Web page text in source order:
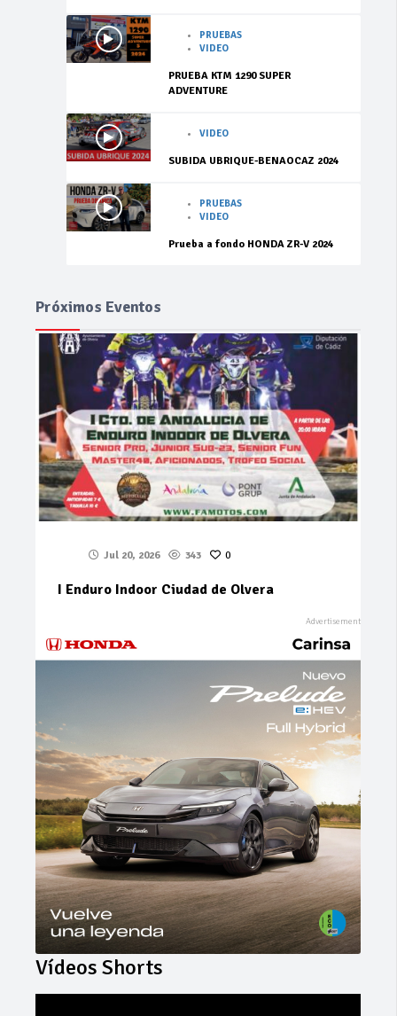
PRUEBAS
VIDEO
PRUEBA KTM 1290 SUPER
ADVENTURE
VIDEO
SUBIDA UBRIQUE-BENAOCAZ 2024
PRUEBAS
VIDEO
Prueba a fondo HONDA ZR-V 2024
Próximos Eventos
Jul 20, 2026 343 0
I Enduro Indoor Ciudad de Olvera
Vídeos Shorts